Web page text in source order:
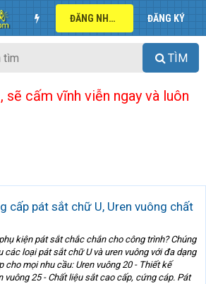
ĐĂNG NHẬP ĐĂNG KÝ
TÌM
sẽ cấm vĩnh viễn ngay và luôn
cấp pát sắt chữ U, Uren vuông chất
kiện pát sắt chắc chắn cho công trình? Chúng
các loại pát sắt chữ U và uren vuông với đa dạng
cho mọi nhu cầu: Uren vuông 20 - Thiết kế
vuông 25 - Chất liệu sắt cao cấp, cứng cáp. Pát